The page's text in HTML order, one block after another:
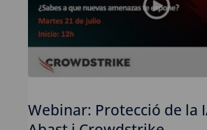
Webinar: Protecció de la